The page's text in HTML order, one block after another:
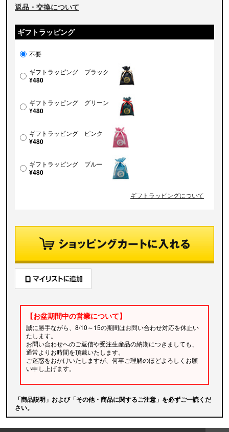
返品・交換について
ギフトラッピング
不要
ギフトラッピング ブラック
¥480
ギフトラッピング グリーン
¥480
ギフトラッピング ピンク
¥480
ギフトラッピング ブルー
¥480
ギフトラッピングについて
【お盆期間中の営業について】
誠に勝手ながら、8/10～15の期間はお問い合わせ対応を休止い
たします。
お問い合わせへのご返信や受注生産品の納期につきましても、
通常よりお時間を頂戴いたします。
ご迷惑をおかけいたしますが、何卒ご理解のほどよろしくお願
い申し上げます。
「商品説明」および「その他・商品に関するご注意」を必ずご一読くだ
さい。